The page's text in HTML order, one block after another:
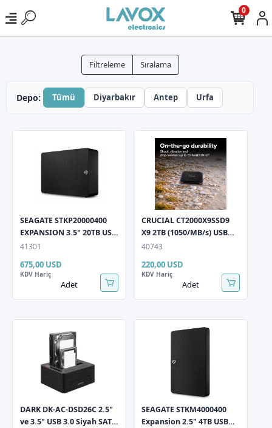
0
Filtreleme Sıralama
Depo: Tümü Diyarbakır Antep Urfa
SEAGATE STKP20000400
EXPANSION 3.5" 20TB USB
3.0 Siyah Taşınabilir
41301
675,00 USD
KDV Hariç
Adet
CRUCIAL CT2000X9SSD9
X9 2TB (1050/MB/s) USB
3.2 Gen 2 (Kutusuz) Siyah
40743
220,00 USD
KDV Hariç
Adet
DARK DK-AC-DSD26C 2.5"
ve 3.5" USB 3.0 Siyah SATA
SEAGATE STKM4000400
Expansion 2.5" 4TB USB